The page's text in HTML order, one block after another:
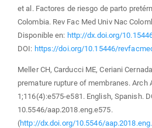
et al. Factores de riesgo de parto
Colombia. Rev Fac Med Univ Nac
Disponible en: http://dx.doi.org/
DOI: https://doi.org/10.15446/
Meller CH, Carducci ME, Ceriani
premature rupture of membranes. Arch
1;116(4):e575-e581. English, Spanish.
10.5546/aap.2018.eng.e575.
(http://dx.doi.org/10.5546/